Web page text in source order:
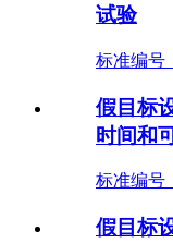
试验
标准编号
假目标
时间和
标准编号
假目标